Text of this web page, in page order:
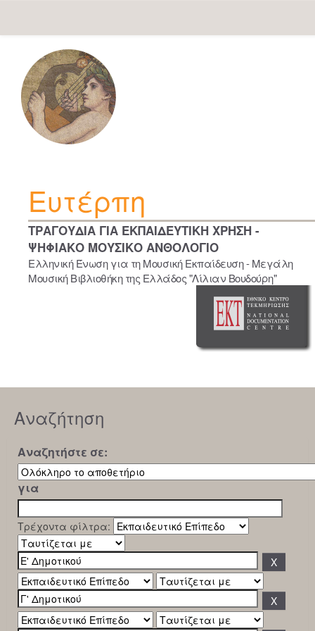
navigation
Ευτέρπη
ΤΡΑΓΟΥΔΙΑ ΓΙΑ ΕΚΠΑΙΔΕΥΤΙΚΗ ΧΡΗΣΗ -
ΨΗΦΙΑΚΟ ΜΟΥΣΙΚΟ ΑΝΘΟΛΟΓΙΟ
Ελληνική Ένωση για τη Μουσική Εκπαίδευση - Μεγάλη
Μουσική Βιβλιοθήκη της Ελλάδος "Λίλιαν Βουδούρη"
Αναζήτηση
Αναζητήστε σε:
για
Τρέχοντα φίλτρα: